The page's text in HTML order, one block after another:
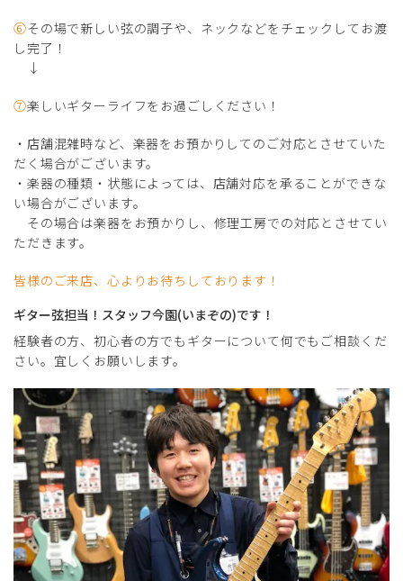
⑥その場で新しい弦の調子や、ネックなどをチェックしてお渡
し完了！
↓
⑦楽しいギターライフをお過ごしください！
・店舗混雑時など、楽器をお預かりしてのご対応とさせていた
だく場合がございます。
・楽器の種類・状態によっては、店舗対応を承ることができな
い場合がございます。
その場合は楽器をお預かりし、修理工房での対応とさせてい
ただきます。
皆様のご来店、心よりお待ちしております！
ギター弦担当！スタッフ今園(いまぞの)です！
経験者の方、初心者の方でもギターについて何でもご相談くだ
さい。宜しくお願いします。